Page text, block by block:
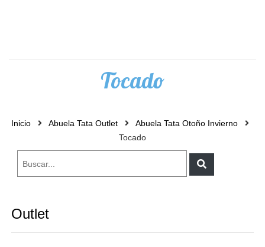
Tocado
Inicio Abuela Tata Outlet
Abuela Tata Otoño Invierno
Tocado
Outlet